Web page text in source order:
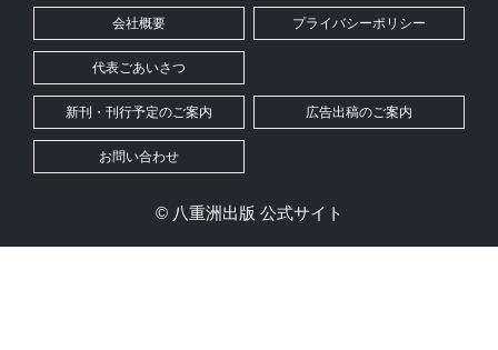
会社概要 プライバシーポリシー
代表ごあいさつ
新刊・刊行予定のご案内 広告出稿のご案内
お問い合わせ
© 八重洲出版 公式サイト